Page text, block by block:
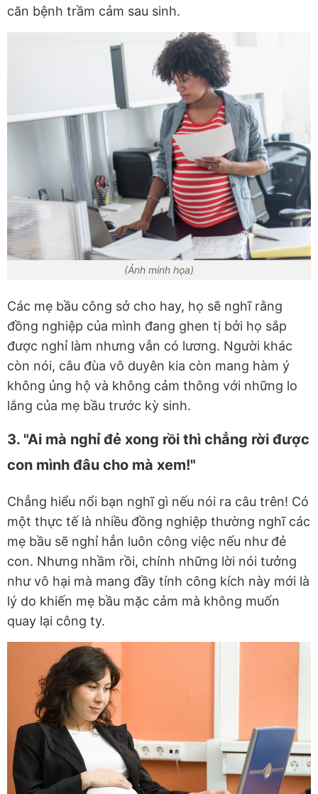
căn bệnh trầm cảm sau sinh.
(Ảnh minh họa)
Các mẹ bầu công sở cho hay, họ sẽ nghĩ rằng
đồng nghiệp của mình đang ghen tị bởi họ sắp
được nghỉ làm nhưng vẫn có lương. Người khác
còn nói, câu đùa vô duyên kia còn mang hàm ý
không ủng hộ và không cảm thông với những lo
lắng của mẹ bầu trước kỳ sinh.
3. "Ai mà nghỉ đẻ xong rồi thì chẳng rời được
con mình đâu cho mà xem!"
Chẳng hiểu nổi bạn nghĩ gì nếu nói ra câu trên! Có
một thực tế là nhiều đồng nghiệp thường nghĩ các
mẹ bầu sẽ nghỉ hẳn luôn công việc nếu như đẻ
con. Nhưng nhầm rồi, chính những lời nói tưởng
như vô hại mà mang đầy tính công kích này mới là
lý do khiến mẹ bầu mặc cảm mà không muốn
quay lại công ty.